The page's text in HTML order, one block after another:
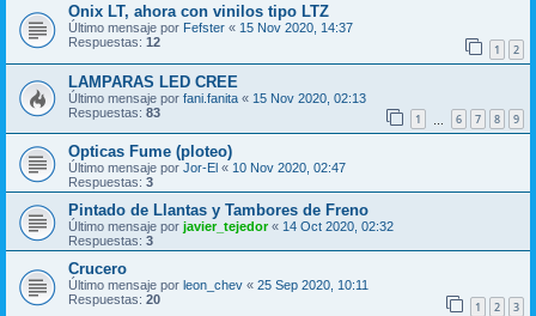
Onix LT, ahora con vinilos tipo LTZ
Último mensaje por Fefster « 15 Nov 2020, 14:37
Respuestas: 12 1 2
LAMPARAS LED CREE
Último mensaje por fani.fanita « 15 Nov 2020, 02:13
Respuestas: 83 1 6 7 8 9
Opticas Fume (ploteo)
Último mensaje por Jor-El « 10 Nov 2020, 02:47
Respuestas: 3
Pintado de Llantas y Tambores de Freno
Último mensaje por javier_tejedor« 14 Oct 2020, 02:32
Respuestas: 3
Crucero
Último mensaje por leon_chev « 25 Sep 2020, 10:11
Respuestas: 20 1 2 3